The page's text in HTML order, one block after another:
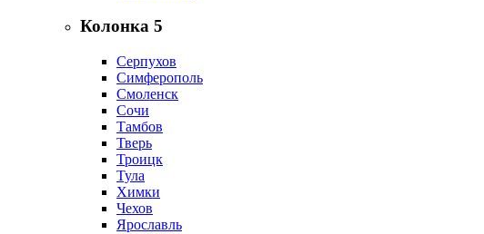
Колонка 5
Серпухов
Симферополь
Смоленск
Сочи
Тамбов
Тверь
Троицк
Тула
Химки
Чехов
Ярославль